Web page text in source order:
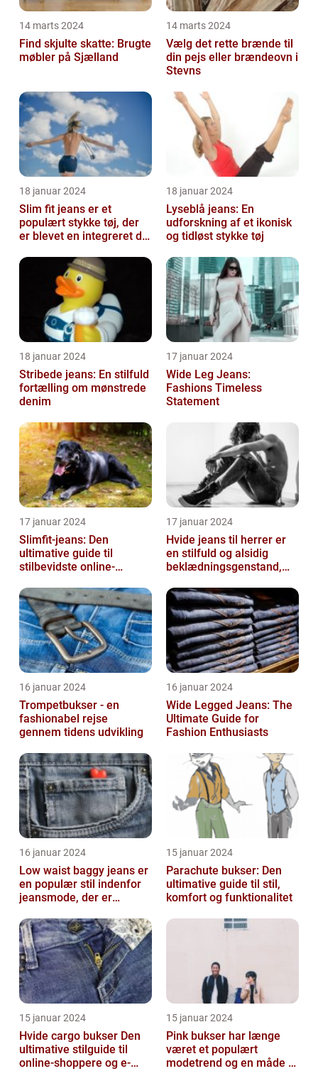
14 marts 2024
Find skjulte skatte: Brugte
møbler på Sjælland
14 marts 2024
Vælg det rette brænde til
din pejs eller brændeovn i
Stevns
18 januar 2024
Slim fit jeans er et
populært stykke tøj, der
er blevet en integreret del
garder...
18 januar 2024
Lyseblå jeans: En
udforskning af et ikonisk
og tidløst stykke tøj
18 januar 2024
Stribede jeans: En stilfuld
fortælling om mønstrede
denim
17 januar 2024
Wide Leg Jeans:
Fashions Timeless
Statement
17 januar 2024
Slimfit-jeans: Den
ultimative guide til
stilbevidste online-
17 januar 2024
Hvide jeans til herrer er
en stilfuld og alsidig
beklædningsgenstand,
r...
16 januar 2024
Trompetbukser - en
fashionabel rejse
gennem tidens udvikling
16 januar 2024
Wide Legged Jeans: The
Ultimate Guide for
Fashion Enthusiasts
16 januar 2024
Low waist baggy jeans er
en populær stil indenfor
jeansmode, der er
talje og ...
15 januar 2024
Parachute bukser: Den
ultimative guide til stil,
komfort og funktionalitet
15 januar 2024
Hvide cargo bukser Den
ultimative stilguide til
online-shoppere og e-
15 januar 2024
Pink bukser har længe
været et populært
modetrend og en måde at